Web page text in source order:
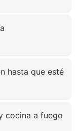
hasta que esté
cocina a fuego